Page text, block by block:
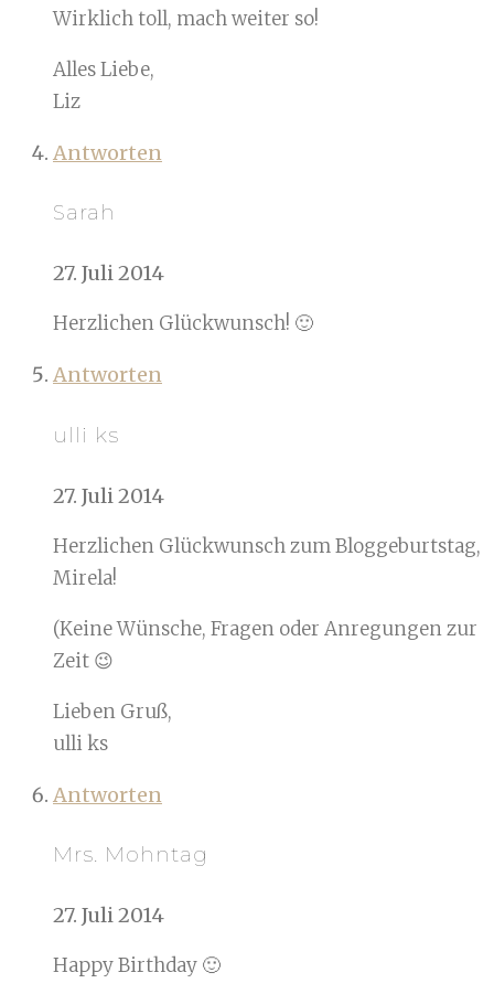
Wirklich toll, mach weiter so!
Alles Liebe,
Liz
Antworten
Sarah
27. Juli 2014
Herzlichen Glückwunsch! 🙂
Antworten
ulli ks
27. Juli 2014
Herzlichen Glückwunsch zum Bloggeburtstag,
Mirela!
(Keine Wünsche, Fragen oder Anregungen zur
Zeit 😉
Lieben Gruß,
ulli ks
Antworten
Mrs. Mohntag
27. Juli 2014
Happy Birthday 🙂